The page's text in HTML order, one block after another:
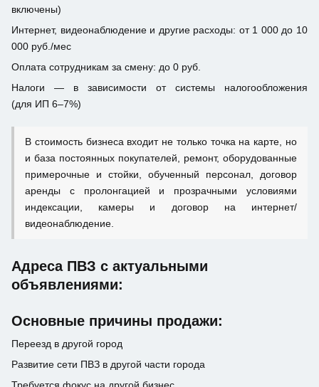
включены)
Интернет, видеонаблюдение и другие расходы: от 1 000 до 10
000 руб./мес
Оплата сотрудникам за смену: до 0 руб.
Налоги — в зависимости от системы налогообложения
(для ИП 6–7%)
В стоимость бизнеса входит не только точка на карте, но
и база постоянных покупателей, ремонт, оборудованные
примерочные и стойки, обученный персонал, договор
аренды с пролонгацией и прозрачными условиями
индексации, камеры и договор на интернет/
видеонаблюдение.
Адреса ПВЗ с актуальными
объявлениями:
Основные причины продажи:
Переезд в другой город
Развитие сети ПВЗ в другой части города